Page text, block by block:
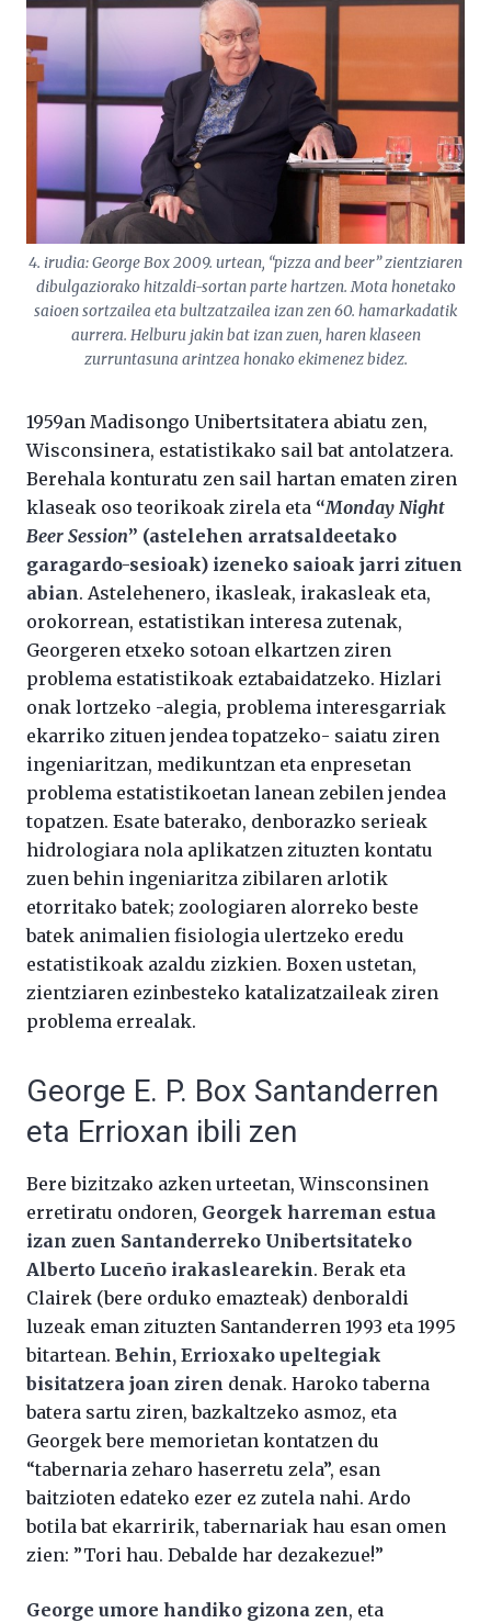
4. irudia: George Box 2009. urtean, “pizza and beer” zientziaren
dibulgaziorako hitzaldi-sortan parte hartzen. Mota honetako
saioen sortzailea eta bultzatzailea izan zen 60. hamarkadatik
aurrera. Helburu jakin bat izan zuen, haren klaseen
zurruntasuna arintzea honako ekimenez bidez.
1959an Madisongo Unibertsitatera abiatu zen,
Wisconsinera, estatistikako sail bat antolatzera.
Berehala konturatu zen sail hartan ematen ziren
klaseak oso teorikoak zirela eta “Monday Night
Beer Session” (astelehen arratsaldeetako
garagardo-sesioak) izeneko saioak jarri zituen
abian. Astelehenero, ikasleak, irakasleak eta,
orokorrean, estatistikan interesa zutenak,
Georgeren etxeko sotoan elkartzen ziren
problema estatistikoak eztabaidatzeko. Hizlari
onak lortzeko -alegia, problema interesgarriak
ekarriko zituen jendea topatzeko- saiatu ziren
ingeniaritzan, medikuntzan eta enpresetan
problema estatistikoetan lanean zebilen jendea
topatzen. Esate baterako, denborazko serieak
hidrologiara nola aplikatzen zituzten kontatu
zuen behin ingeniaritza zibilaren arlotik
etorritako batek; zoologiaren alorreko beste
batek animalien fisiologia ulertzeko eredu
estatistikoak azaldu zizkien. Boxen ustetan,
zientziaren ezinbesteko katalizatzaileak ziren
problema errealak.
George E. P. Box Santanderren
eta Errioxan ibili zen
Bere bizitzako azken urteetan, Winsconsinen
erretiratu ondoren, Georgek harreman estua
izan zuen Santanderreko Unibertsitateko
Alberto Luceño irakaslearekin. Berak eta
Clairek (bere orduko emazteak) denboraldi
luzeak eman zituzten Santanderren 1993 eta 1995
bitartean. Behin, Errioxako upeltegiak
bisitatzera joan ziren denak. Haroko taberna
batera sartu ziren, bazkaltzeko asmoz, eta
Georgek bere memorietan kontatzen du
“tabernaria zeharo haserretu zela”, esan
baitzioten edateko ezer ez zutela nahi. Ardo
botila bat ekarririk, tabernariak hau esan omen
zien: ”Tori hau. Debalde har dezakezue!”
George umore handiko gizona zen, eta